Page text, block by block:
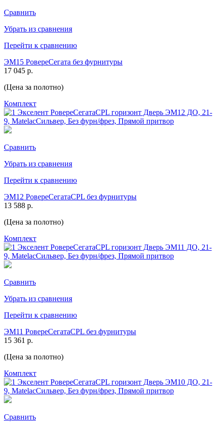
Сравнить
Убрать из сравнения
Перейти к сравнению
ЭМ15 РовереСегата без фурнитуры
17 045 р.
(Цена за полотно)
Комплект
Сравнить
Убрать из сравнения
Перейти к сравнению
ЭМ12 РовереСегатаCPL без фурнитуры
13 588 р.
(Цена за полотно)
Комплект
Сравнить
Убрать из сравнения
Перейти к сравнению
ЭМ11 РовереСегатаCPL без фурнитуры
15 361 р.
(Цена за полотно)
Комплект
Сравнить